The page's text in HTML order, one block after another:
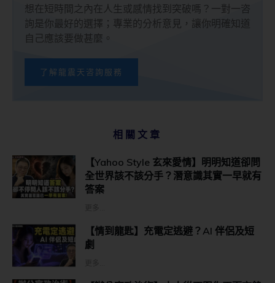
想在短時間之內在人生或感情找到突破嗎？一對一咨
詢是你最好的選擇；專業的分析意見，讓你明確知道
自己應該要做甚麼。
了解龍震天咨詢服務
相關文章
【Yahoo Style 玄來愛情】明明知道卻問
全世界該不該分手？潛意識其實一早就有
答案
【情到龍匙】充電定逃避？AI 伴侶及短
劇